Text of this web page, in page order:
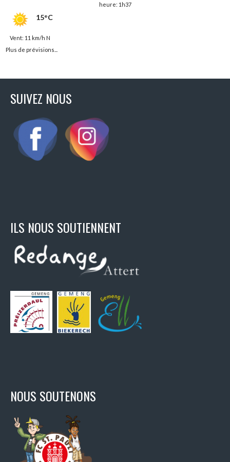
heure: 1h37
15°C
Vent: 11 km/h N
Plus de prévisions...
SUIVEZ NOUS
ILS NOUS SOUTIENNENT
NOUS SOUTENONS